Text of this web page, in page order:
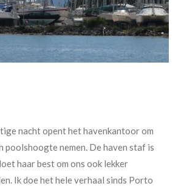
nacht opent het havenkantoor om
poolshoogte nemen. De haven staf is
haar best om ons ook lekker
Ik doe het hele verhaal sinds Porto